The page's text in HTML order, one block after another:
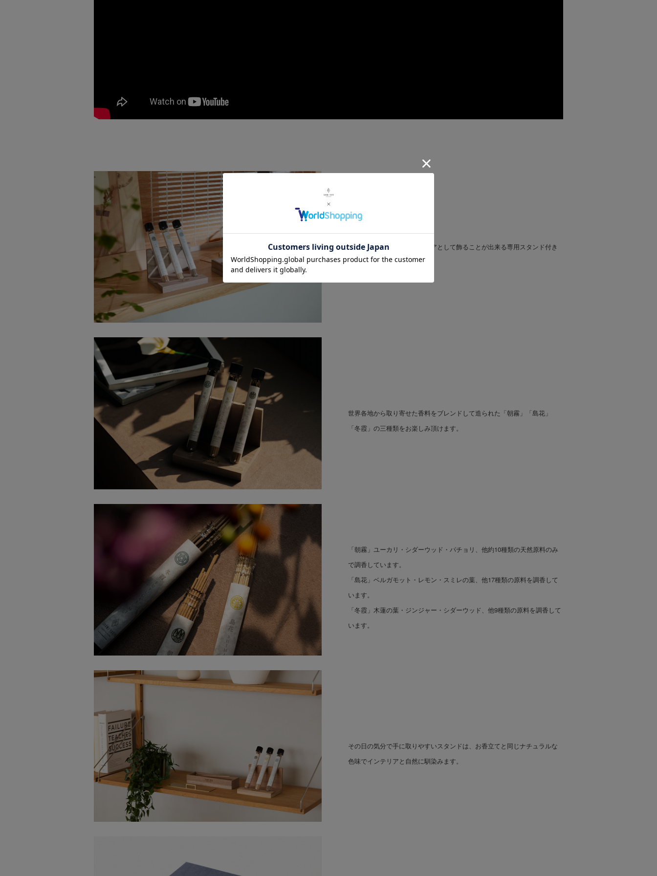
お香立てと、お香をインテリアとして飾ることが出来る専用スタンド付き
のセットです。
世界各地から取り寄せた香料をブレンドして造られた「朝霧」「島花」
「冬霞」の三種類をお楽しみ頂けます。
「朝霧」ユーカリ・シダーウッド・パチョリ、他約10種類の天然原料のみ
で調香しています。
「島花」ベルガモット・レモン・スミレの葉、他17種類の原料を調香して
います。
「冬霞」木蓮の葉・ジンジャー・シダーウッド、他9種類の原料を調香して
います。
その日の気分で手に取りやすいスタンドは、お香立てと同じナチュラルな
色味でインテリアと自然に馴染みます。